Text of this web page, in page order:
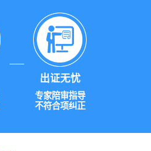
出证无忧
专家陪审指导
不符合项纠正